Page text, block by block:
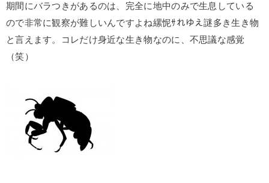
期間にバラつきがあるのは、完全に地中のみで生息している
ので非常に観察が難しいんですよね縲怩ｻれゆえ謎多き生き物
と言えます。コレだけ身近な生き物なのに、不思議な感覚
（笑）